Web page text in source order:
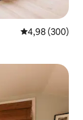
4,98 de uma
4,98 (300)